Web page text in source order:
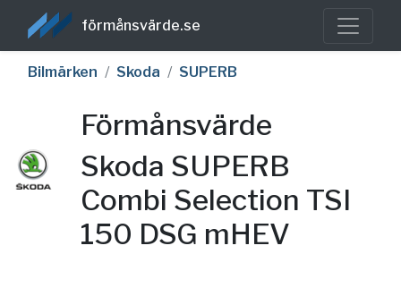
förmånsvärde.se
Bilmärken Skoda SUPERB
Förmånsvärde
Skoda SUPERB
Combi Selection TSI
150 DSG mHEV